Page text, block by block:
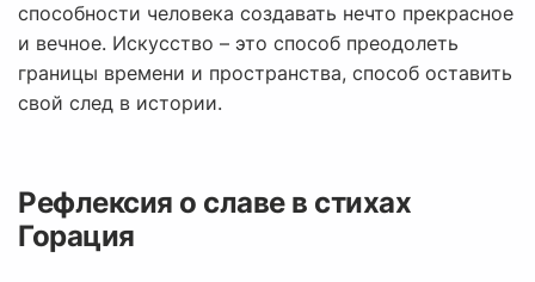
способности человека создавать нечто прекрасное
и вечное. Искусство – это способ преодолеть
границы времени и пространства, способ оставить
свой след в истории.
Рефлексия о славе в стихах
Горация